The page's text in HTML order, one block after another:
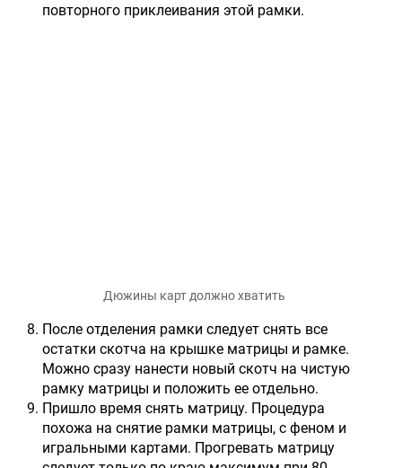
повторного приклеивания этой рамки.
Дюжины карт должно хватить
После отделения рамки следует снять все
остатки скотча на крышке матрицы и рамке.
Можно сразу нанести новый скотч на чистую
рамку матрицы и положить ее отдельно.
Пришло время снять матрицу. Процедура
похожа на снятие рамки матрицы, с феном и
игральными картами. Прогревать матрицу